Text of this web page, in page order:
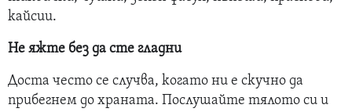
кайсии.
Не яжте без да сте гладни
Доста често се случва, когато ни е скучно да
прибегнем до храната. Послушайте тялото си и